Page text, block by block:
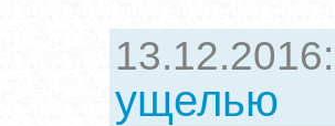
ущелью